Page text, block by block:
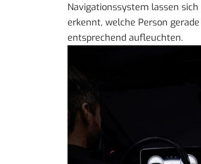
Navigationssystem lassen
erkennt, welche Person
entsprechend aufleuchten.